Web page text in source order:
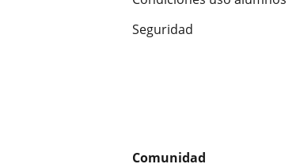
Seguridad
Comunidad